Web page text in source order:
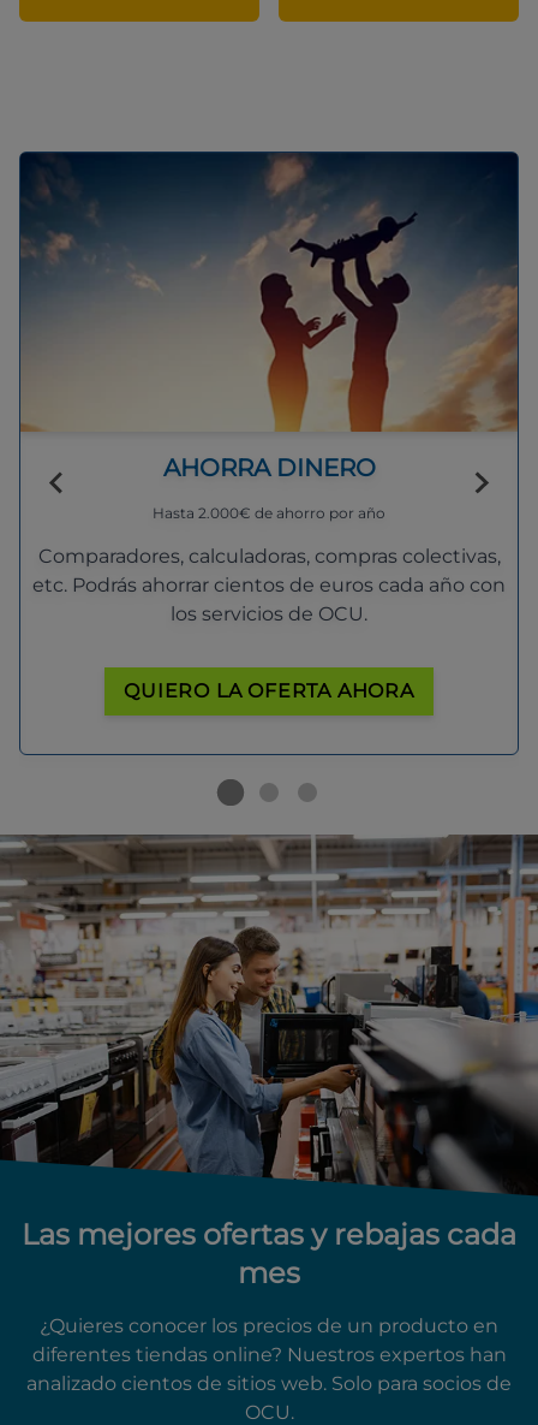
AHORRA DINERO
Hasta 2.000€ de ahorro por año
Comparadores, calculadoras, compras colectivas,
etc. Podrás ahorrar cientos de euros cada año con
los servicios de OCU.
QUIERO LA OFERTA AHORA
Las mejores ofertas y rebajas cada
mes
¿Quieres conocer los precios de un producto en
diferentes tiendas online? Nuestros expertos han
analizado cientos de sitios web. Solo para socios de
OCU.